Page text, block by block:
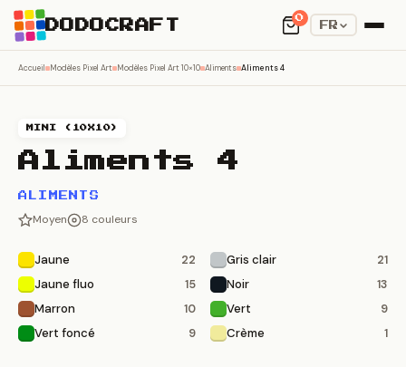
DODOCRAFT
0
FR
Accueil Modèles Pixel Art Modèles Pixel Art 10×10 Aliments Aliments 4
MINI (10X10)
Aliments 4
ALIMENTS
Moyen 8 couleurs
Jaune 22 Gris clair 21
Jaune fluo 15 Noir 13
Marron 10 Vert 9
Vert foncé 9 Crème 1